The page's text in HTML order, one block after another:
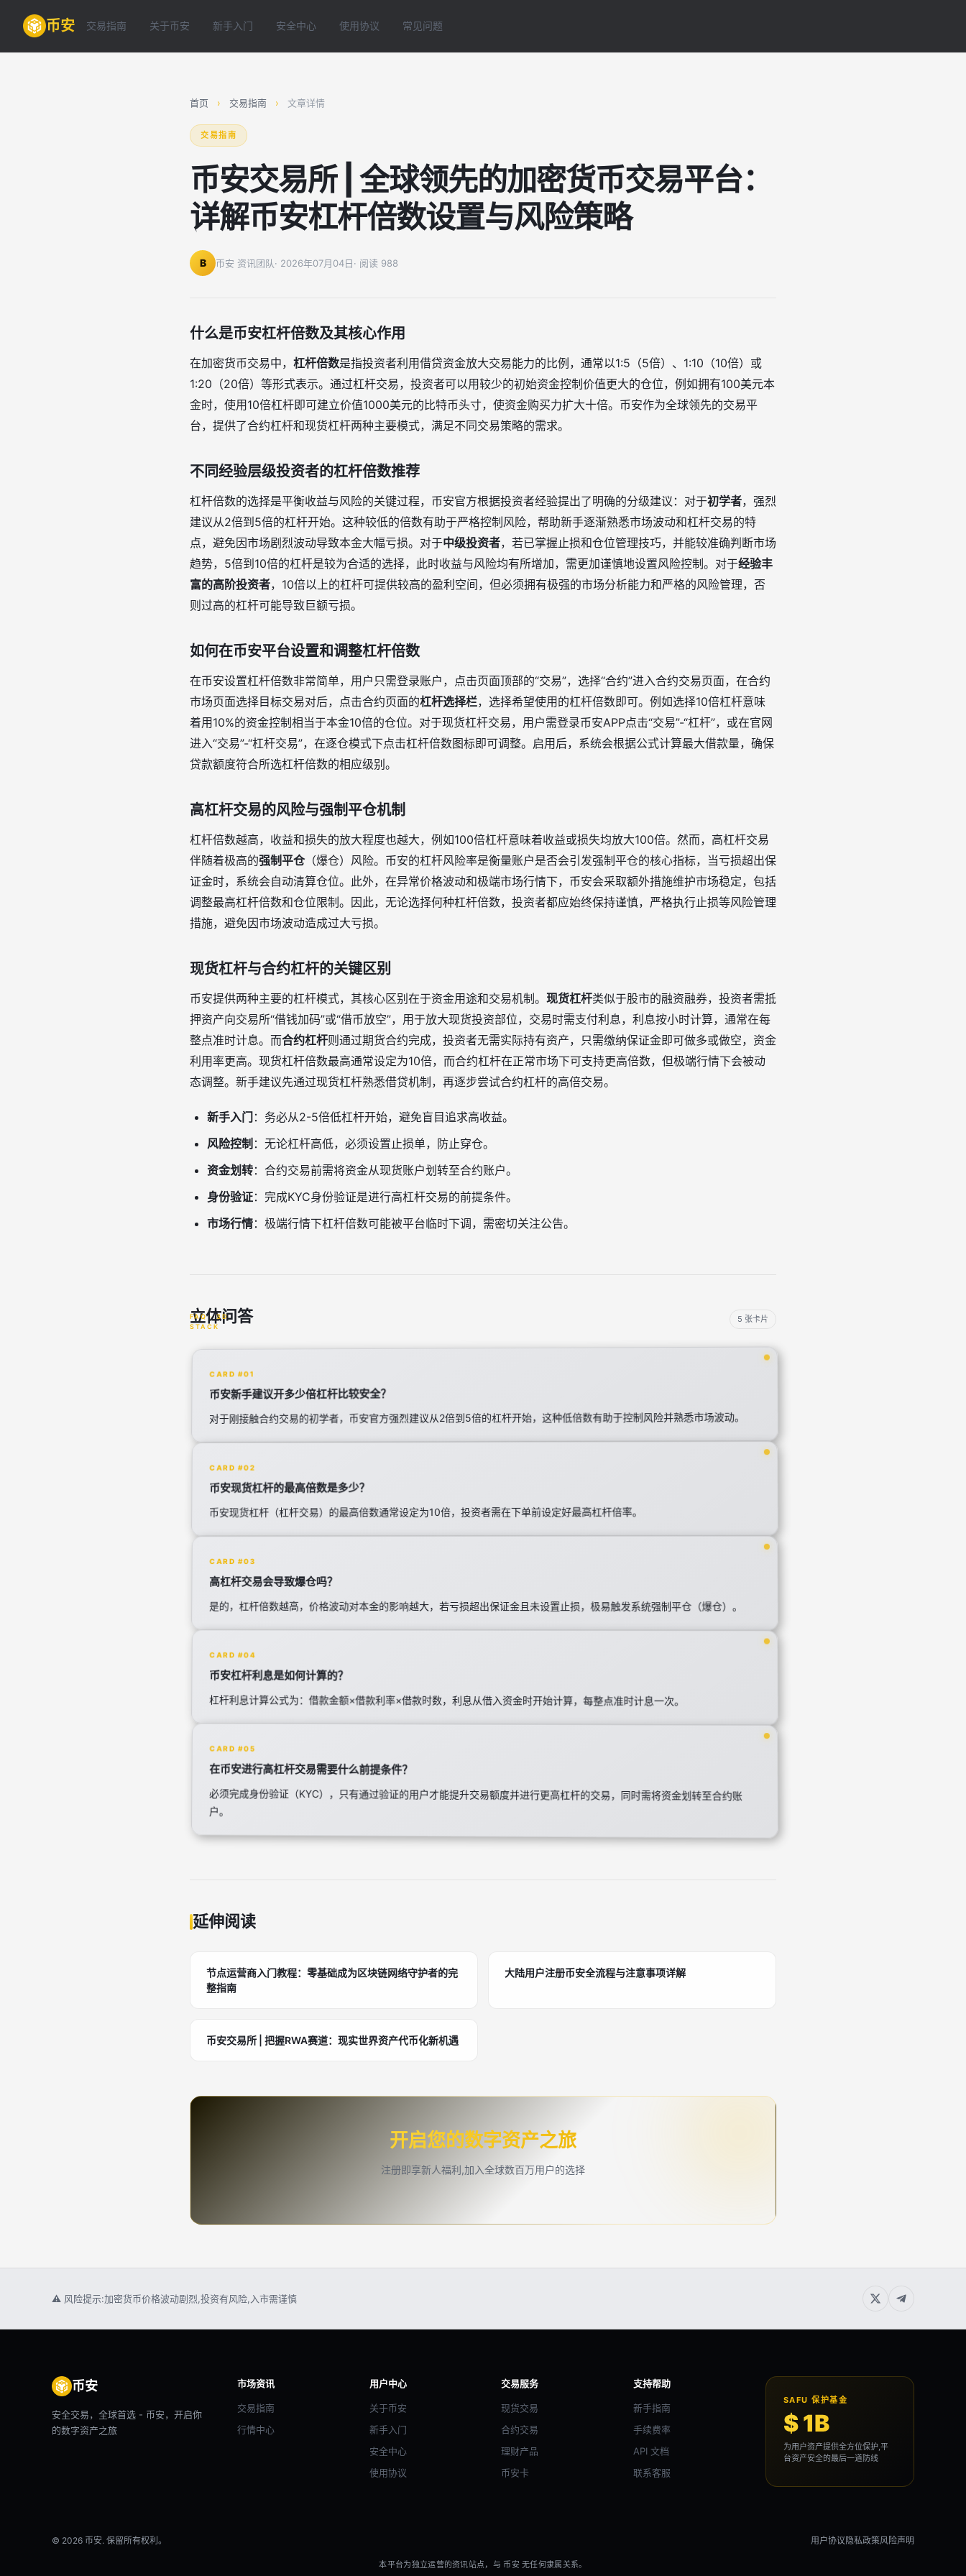
币安 交易指南 关于币安 新手入门 安全中心 使用协议 常见问题
首页 › 交易指南 › 文章详情
交易指南
币安交易所 | 全球领先的加密货币交易平台：
详解币安杠杆倍数设置与风险策略
B 币安 资讯团队· 2026年07月04日· 阅读 988
什么是币安杠杆倍数及其核心作用
在加密货币交易中， 杠杆倍数是指投资者利用借贷资金放大交易能力的比例，通常以1:5（5倍）、1:10（10倍）或
1:20（20倍）等形式表示。通过杠杆交易，投资者可以用较少的初始资金控制价值更大的仓位，例如拥有100美元本
金时，使用10倍杠杆即可建立价值1000美元的比特币头寸，使资金购买力扩大十倍。币安作为全球领先的交易平
台，提供了合约杠杆和现货杠杆两种主要模式，满足不同交易策略的需求。
不同经验层级投资者的杠杆倍数推荐
杠杆倍数的选择是平衡收益与风险的关键过程，币安官方根据投资者经验提出了明确的分级建议：对于初学者，强烈
建议从2倍到5倍的杠杆开始。这种较低的倍数有助于严格控制风险，帮助新手逐渐熟悉市场波动和杠杆交易的特
点，避免因市场剧烈波动导致本金大幅亏损。对于中级投资者，若已掌握止损和仓位管理技巧，并能较准确判断市场
趋势，5倍到10倍的杠杆是较为合适的选择，此时收益与风险均有所增加，需更加谨慎地设置风险控制。对于经验丰
富的高阶投资者，10倍以上的杠杆可提供较高的盈利空间，但必须拥有极强的市场分析能力和严格的风险管理，否
则过高的杠杆可能导致巨额亏损。
如何在币安平台设置和调整杠杆倍数
在币安设置杠杆倍数非常简单，用户只需登录账户，点击页面顶部的“交易”，选择“合约”进入合约交易页面，在合约
市场页面选择目标交易对后，点击合约页面的杠杆选择栏，选择希望使用的杠杆倍数即可。例如选择10倍杠杆意味
着用10%的资金控制相当于本金10倍的仓位。对于现货杠杆交易，用户需登录币安APP点击“交易”-“杠杆”，或在官网
进入“交易”-“杠杆交易”，在逐仓模式下点击杠杆倍数图标即可调整。启用后，系统会根据公式计算最大借款量，确保
贷款额度符合所选杠杆倍数的相应级别。
高杠杆交易的风险与强制平仓机制
杠杆倍数越高，收益和损失的放大程度也越大，例如100倍杠杆意味着收益或损失均放大100倍。然而，高杠杆交易
伴随着极高的强制平仓（爆仓）风险。币安的杠杆风险率是衡量账户是否会引发强制平仓的核心指标，当亏损超出保
证金时，系统会自动清算仓位。此外，在异常价格波动和极端市场行情下，币安会采取额外措施维护市场稳定，包括
调整最高杠杆倍数和仓位限制。因此，无论选择何种杠杆倍数，投资者都应始终保持谨慎，严格执行止损等风险管理
措施，避免因市场波动造成过大亏损。
现货杠杆与合约杠杆的关键区别
币安提供两种主要的杠杆模式，其核心区别在于资金用途和交易机制。 现货杠杆类似于股市的融资融券，投资者需抵
押资产向交易所“借钱加码”或“借币放空”，用于放大现货投资部位，交易时需支付利息，利息按小时计算，通常在每
整点准时计息。而合约杠杆则通过期货合约完成，投资者无需实际持有资产，只需缴纳保证金即可做多或做空，资金
利用率更高。现货杠杆倍数最高通常设定为10倍，而合约杠杆在正常市场下可支持更高倍数，但极端行情下会被动
态调整。新手建议先通过现货杠杆熟悉借贷机制，再逐步尝试合约杠杆的高倍交易。
新手入门 ：务必从2-5倍低杠杆开始，避免盲目追求高收益。
风险控制 ：无论杠杆高低，必须设置止损单，防止穿仓。
资金划转：合约交易前需将资金从现货账户划转至合约账户。
身份验证：完成KYC身份验证是进行高杠杆交易的前提条件。
市场行情：极端行情下杠杆倍数可能被平台临时下调，需密切关注公告。
立体问答 5 张卡片
CARD #01
币安新手建议开多少倍杠杆比较安全？
对于刚接触合约交易的初学者，币安官方强烈建议从2倍到5倍的杠杆开始，这种低倍数有助于控制风险并熟悉市场波动。
CARD #02
币安现货杠杆的最高倍数是多少？
币安现货杠杆（杠杆交易）的最高倍数通常设定为10倍，投资者需在下单前设定好最高杠杆倍率。
CARD #03
高杠杆交易会导致爆仓吗？
是的，杠杆倍数越高，价格波动对本金的影响越大，若亏损超出保证金且未设置止损，极易触发系统强制平仓（爆仓）。
CARD #04
币安杠杆利息是如何计算的？
杠杆利息计算公式为：借款金额×借款利率×借款时数，利息从借入资金时开始计算，每整点准时计息一次。
CARD #05
在币安进行高杠杆交易需要什么前提条件？
必须完成身份验证（KYC），只有通过验证的用户才能提升交易额度并进行更高杠杆的交易，同时需将资金划转至合约账
户。
延伸阅读
节点运营商入门教程：零基础成为区块链网络守护者的完
整指南
大陆用户注册币安全流程与注意事项详解
币安交易所 | 把握RWA赛道：现实世界资产代币化新机遇
开启您的数字资产之旅
注册即享新人福利,加入全球数百万用户的选择
⚠ 风险提示:加密货币价格波动剧烈,投资有风险,入市需谨慎
币安
安全交易，全球首选 - 币安，开启你
的数字资产之旅
市场资讯
交易指南
行情中心
用户中心
关于币安
新手入门
安全中心
使用协议
交易服务
现货交易
合约交易
理财产品
币安卡
支持帮助
新手指南
手续费率
API 文档
联系客服
SAFU 保护基金
$ 1B
为用户资产提供全方位保护,平
台资产安全的最后一道防线
© 2026 币安. 保留所有权利。 用户协议隐私政策风险声明
本平台为独立运营的资讯站点，与 币安 无任何隶属关系。